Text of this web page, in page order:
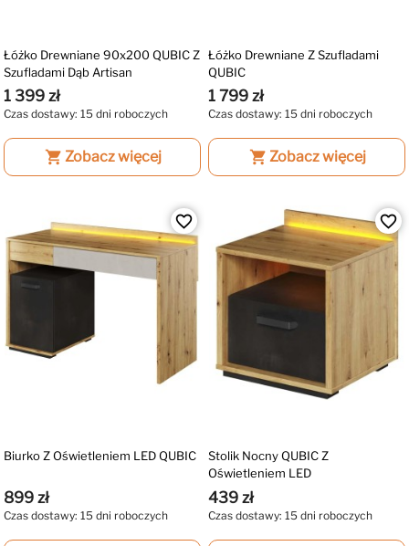
Łóżko Drewniane 90x200 QUBIC Z
Szufladami Dąb Artisan
1 399 zł
Czas dostawy: 15 dni roboczych
shopping_cart Zobacz więcej
Łóżko Drewniane Z Szufladami
QUBIC
1 799 zł
Czas dostawy: 15 dni roboczych
shopping_cart Zobacz więcej
favorite_border
Biurko Z Oświetleniem LED QUBIC
899 zł
Czas dostawy: 15 dni roboczych
favorite_border
Stolik Nocny QUBIC Z
Oświetleniem LED
439 zł
Czas dostawy: 15 dni roboczych